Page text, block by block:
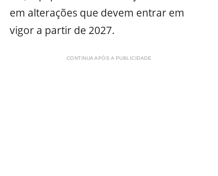
em alterações que devem entrar em
vigor a partir de 2027.
CONTINUA APÓS A PUBLICIDADE